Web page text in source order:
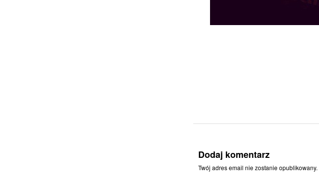
Dodaj komentarz
Twój adres email nie zostanie opublikowany.